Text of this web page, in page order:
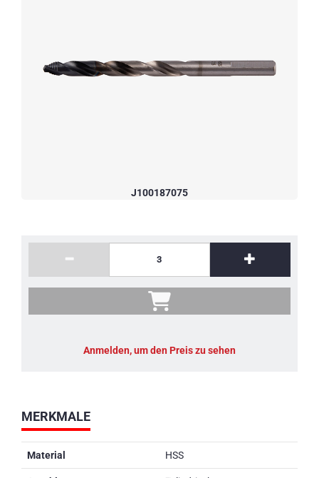
J100187075
MERKMALE
Material HSS
Anmelden, um den Preis zu sehen